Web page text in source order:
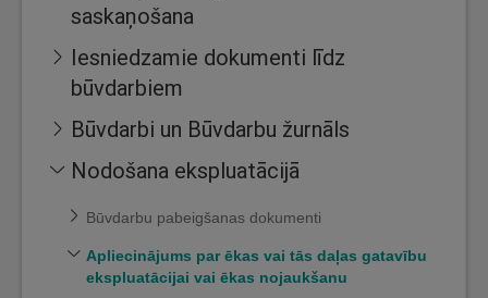
saskaņošana
Iesniedzamie dokumenti līdz
būvdarbiem
Būvdarbi un Būvdarbu žurnāls
Nodošana ekspluatācijā
Būvdarbu pabeigšanas dokumenti
Apliecinājums par ēkas vai tās daļas gatavību
ekspluatācijai vai ēkas nojaukšanu